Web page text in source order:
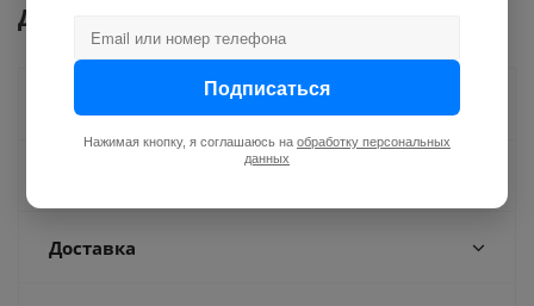
Документы
Как купить
Доставка
Подписаться
Нажимая кнопку, я соглашаюсь на обработку персональных
данных